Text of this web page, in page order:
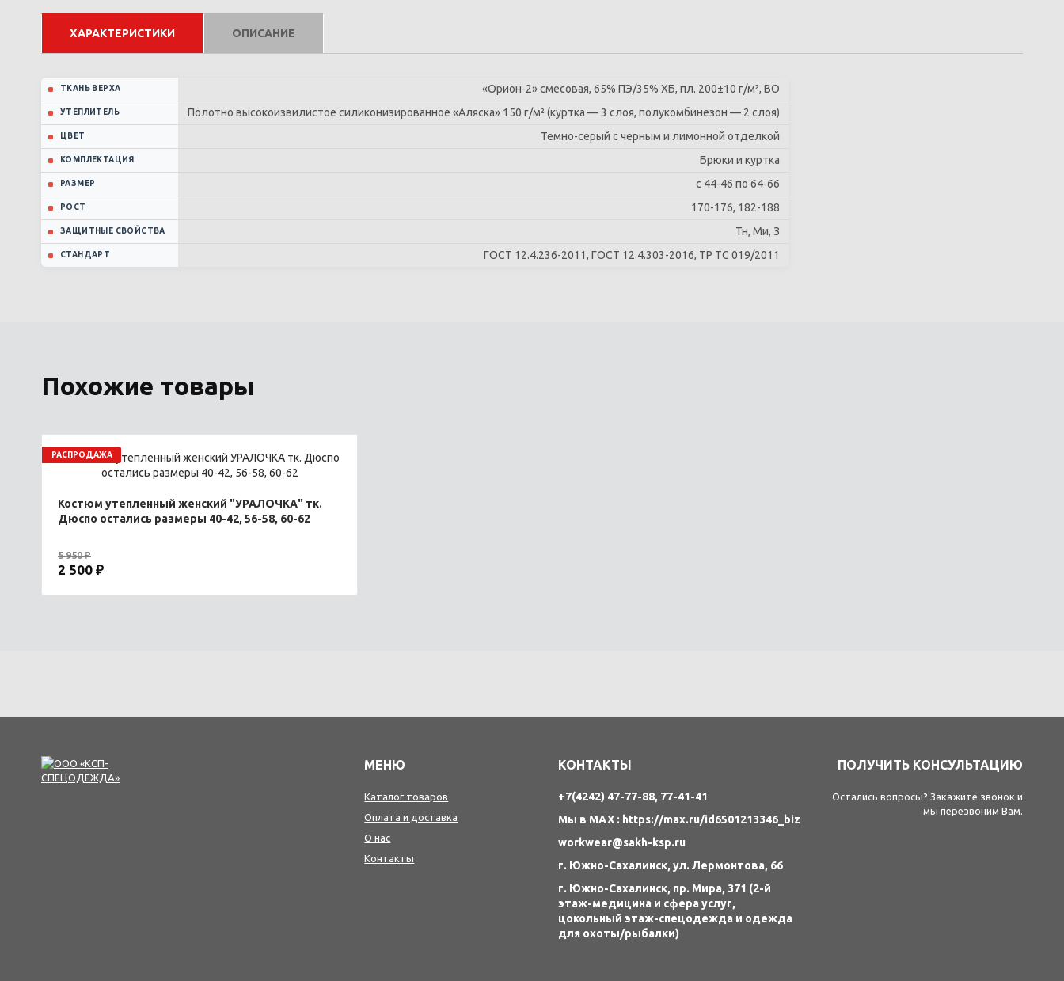
ХАРАКТЕРИСТИКИ ОПИСАНИЕ
ТКАНЬ ВЕРХА «Орион-2» смесовая, 65% ПЭ/35% ХБ, пл. 200±10 г/м², ВО
УТЕПЛИТЕЛЬ Полотно высокоизвилистое силиконизированное «Аляска» 150 г/м² (куртка — 3 слоя, полукомбинезон — 2 слоя)
ЦВЕТ Темно-серый с черным и лимонной отделкой
КОМПЛЕКТАЦИЯ Брюки и куртка
РАЗМЕР с 44-46 по 64-66
РОСТ 170-176, 182-188
ЗАЩИТНЫЕ СВОЙСТВА Тн, Ми, З
СТАНДАРТ ГОСТ 12.4.236-2011, ГОСТ 12.4.303-2016, ТР ТС 019/2011
Похожие товары
РАСПРОДАЖА
Костюм утепленный женский "УРАЛОЧКА" тк.
Дюспо остались размеры 40-42, 56-58, 60-62
5 950 ₽
2 500 ₽
МЕНЮ
Каталог товаров
Оплата и доставка
О нас
Контакты
КОНТАКТЫ
+7(4242) 47-77-88, 77-41-41
Мы в MAX : https://max.ru/id6501213346_biz
workwear@sakh-ksp.ru
г. Южно-Сахалинск, ул. Лермонтова, 66
г. Южно-Сахалинск, пр. Мира, 371 (2-й
этаж-медицина и сфера услуг,
цокольный этаж-спецодежда и одежда
для охоты/рыбалки)
ПОЛУЧИТЬ КОНСУЛЬТАЦИЮ
Остались вопросы? Закажите звонок и
мы перезвоним Вам.